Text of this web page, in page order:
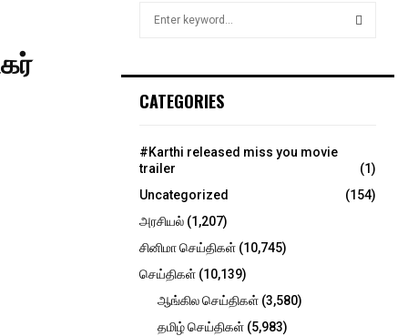
h
o
r
R
C
CATEGORIES
#Karthi released miss you movie
trailer
(1)
Uncategorized
(154)
அரசியல் (1,207)
சினிமா செய்திகள் (10,745)
செய்திகள் (10,139)
ஆங்கில செய்திகள் (3,580)
தமிழ் செய்திகள் (5,983)